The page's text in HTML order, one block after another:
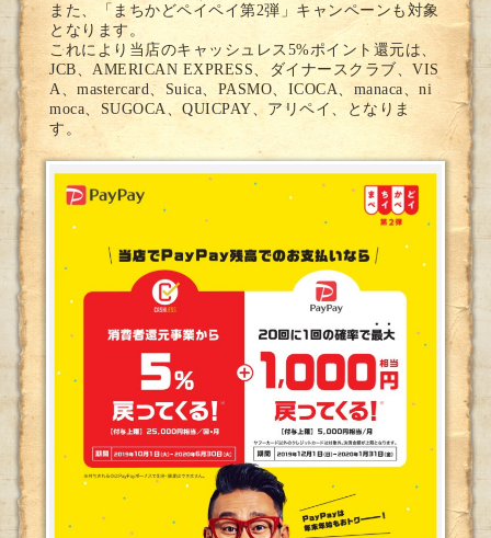
また、「まちかどペイペイ第2弾」キャンペーンも対象
となります。
これにより当店のキャッシュレス5%ポイント還元は、
JCB、AMERICAN EXPRESS、ダイナースクラブ、VIS
A、mastercard、Suica、PASMO、ICOCA、manaca、ni
moca、SUGOCA、QUICPAY、アリペイ、となりま
す。